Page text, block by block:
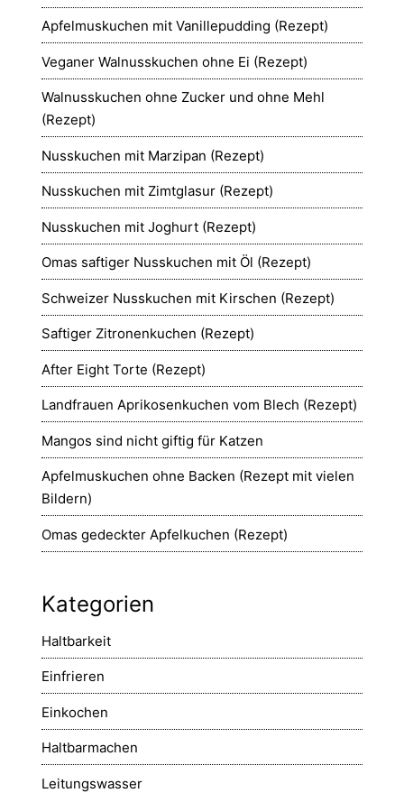
Apfelmuskuchen mit Vanillepudding (Rezept)
Veganer Walnusskuchen ohne Ei (Rezept)
Walnusskuchen ohne Zucker und ohne Mehl
(Rezept)
Nusskuchen mit Marzipan (Rezept)
Nusskuchen mit Zimtglasur (Rezept)
Nusskuchen mit Joghurt (Rezept)
Omas saftiger Nusskuchen mit Öl (Rezept)
Schweizer Nusskuchen mit Kirschen (Rezept)
Saftiger Zitronenkuchen (Rezept)
After Eight Torte (Rezept)
Landfrauen Aprikosenkuchen vom Blech (Rezept)
Mangos sind nicht giftig für Katzen
Apfelmuskuchen ohne Backen (Rezept mit vielen
Bildern)
Omas gedeckter Apfelkuchen (Rezept)
Kategorien
Haltbarkeit
Einfrieren
Einkochen
Haltbarmachen
Leitungswasser